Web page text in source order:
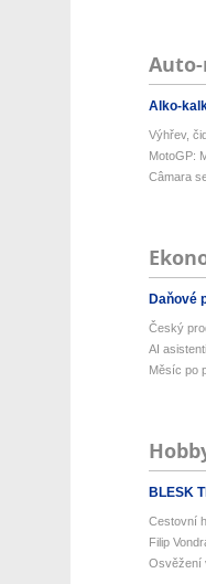
Alko-
Výhřev,
MotoGP:
Câmara
Daňové
Český
AI
Měsíc po
BLESK
Cestovní
Filip
Osvěžení